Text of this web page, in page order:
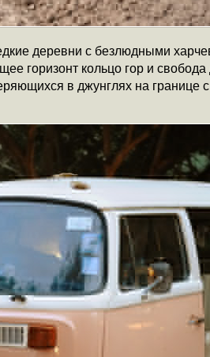
деревни с безлюдными
горизонт кольцо гор и свобода
в джунглях на границе